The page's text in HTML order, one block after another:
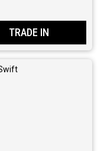
TRADE IN